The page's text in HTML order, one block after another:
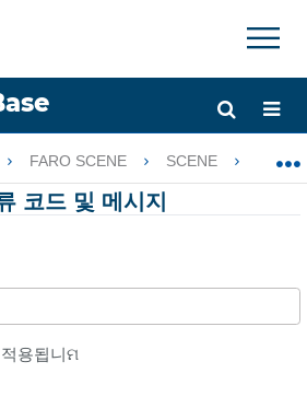
인
×
/축소FARO SCENE SCENE
코드 및 메시지